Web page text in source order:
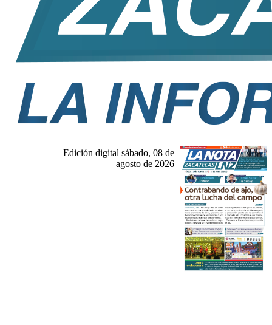
Edición digital sábado, 08 de
agosto de 2026